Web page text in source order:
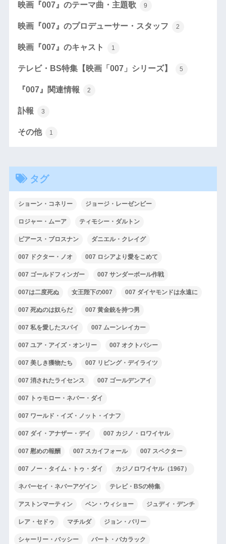
映画『007』のテーマ曲・主題歌 9
映画『007』のプロデューサー・スタッフ 2
映画『007』のキャスト 1
テレビ・BS特集【映画「007」シリーズ】 5
『007』関連情報 2
訃報 3
その他 1
タグ
ショーン・コネリー ジョージ・レーゼンビー
ロジャー・ムーア ティモシー・ダルトン
ピアース・ブロスナン ダニエル・クレイグ
007 ドクター・ノオ 007 ロシアより愛をこめて
007 ゴールドフィンガー 007 サンダーボール作戦
007は二度死ぬ 女王陛下の007 007 ダイヤモンドは永遠に
007 死ぬのは奴らだ 007 黄金銃を持つ男
007 私を愛したスパイ 007 ムーンレイカー
007 ユア・アイズ・オンリー 007 オクトパシー
007 美しき獲物たち 007 リビング・デイライツ
007 消されたライセンス 007 ゴールデンアイ
007 トゥモロー・ネバー・ダイ
007 ワールド・イズ・ノット・イナフ
007 ダイ・アナザー・デイ 007 カジノ・ロワイヤル
007 慰めの報酬 007 スカイフォール 007 スペクター
007 ノー・タイム・トゥ・ダイ カジノロワイヤル（1967）
ネバーセイ・ネバーアゲイン テレビ・BSの特集
アストンマーティン ベン・ウィショー ジュディ・デンチ
レア・セドゥ マチルダ ジョン・バリー
シャーリー・バッシー バート・バカラック